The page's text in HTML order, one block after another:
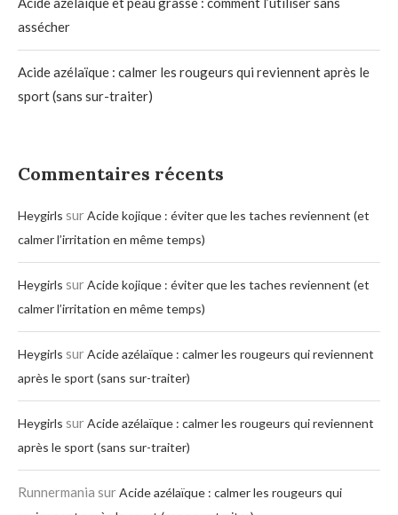
assécher
Acide azélaïque : calmer les rougeurs qui reviennent après le
sport (sans sur-traiter)
Commentaires récents
Heygirls surAcide kojique : éviter que les taches reviennent (et
calmer l’irritation en même temps)
Heygirls surAcide kojique : éviter que les taches reviennent (et
calmer l’irritation en même temps)
Heygirls surAcide azélaïque : calmer les rougeurs qui reviennent
après le sport (sans sur-traiter)
Heygirls surAcide azélaïque : calmer les rougeurs qui reviennent
après le sport (sans sur-traiter)
Runnermania surAcide azélaïque : calmer les rougeurs qui